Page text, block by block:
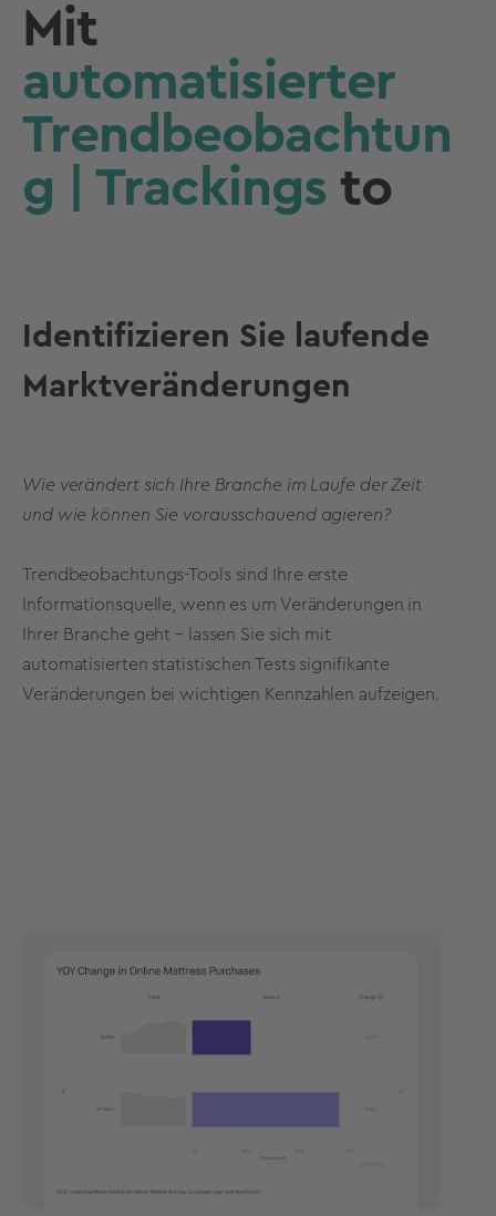
Mit
automatisierter
Trendbeobachtun
g | Trackings to
Identifizieren Sie laufende
Marktveränderungen
Wie verändert sich Ihre Branche im Laufe der Zeit
und wie können Sie vorausschauend agieren?
Trendbeobachtungs-Tools sind Ihre erste
Informationsquelle, wenn es um Veränderungen in
Ihrer Branche geht – lassen Sie sich mit
automatisierten statistischen Tests signifikante
Veränderungen bei wichtigen Kennzahlen aufzeigen.